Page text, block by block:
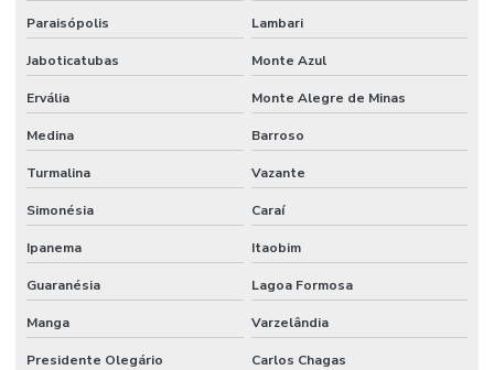
Paraisópolis Lambari
Jaboticatubas Monte Azul
Ervália Monte Alegre de Minas
Medina Barroso
Turmalina Vazante
Simonésia Caraí
Ipanema Itaobim
Guaranésia Lagoa Formosa
Manga Varzelândia
Presidente Olegário Carlos Chagas